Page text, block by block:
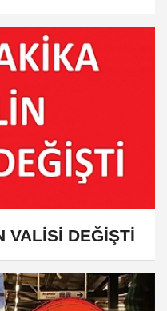
Bütçe Sunumu
VALİSİ DEĞİŞTİ